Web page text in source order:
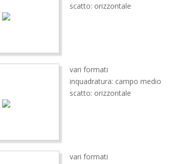
scatto: orizzontale
vari formati
inquadratura: campo medio
scatto: orizzontale
vari formati